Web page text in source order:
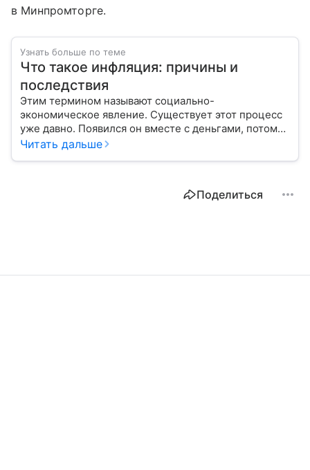
в Минпромторге.
Узнать больше по теме
Что такое инфляция: причины и
последствия
Этим термином называют социально-
экономическое явление. Существует этот процесс
уже давно. Появился он вместе с деньгами, потому
что эти составляющие неразрывно связаны друг с
Читать дальше
Поделиться